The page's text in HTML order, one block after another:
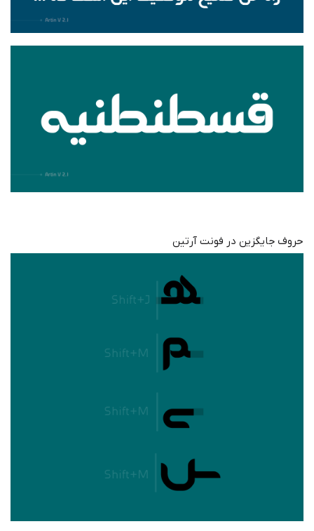
حروف جایگزین در فونت آرتین‌